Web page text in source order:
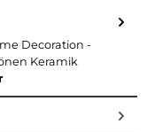
Decoration -
Keramik